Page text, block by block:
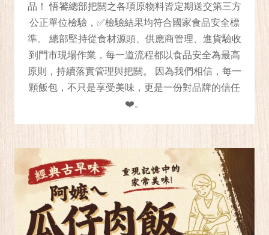
品！ 悟饕總部把關之各項原物料皆定期送交第三方
公正單位檢驗，✅檢驗結果均符合國家食品安全標
準。 總部堅持從食材源頭、供應商管理、進貨驗收
到門市現場作業，每一道流程都以食品安全為最高
原則，持續落實管理與把關。 因為我們相信，每一
顆飯包，不只是享受美味，更是一份對品牌的信任
❤️。